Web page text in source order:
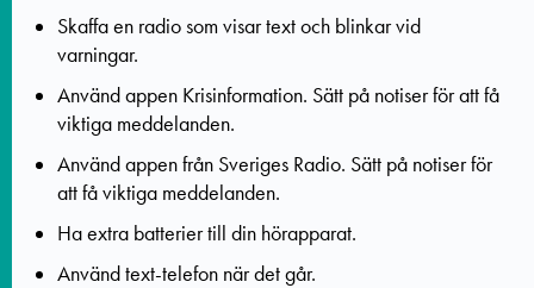
Skaffa en radio som visar text och blinkar vid
varningar.
Använd appen Krisinformation. Sätt på notiser för att få
viktiga meddelanden.
Använd appen från Sveriges Radio. Sätt på notiser för
att få viktiga meddelanden.
Ha extra batterier till din hörapparat.
Använd text-telefon när det går.